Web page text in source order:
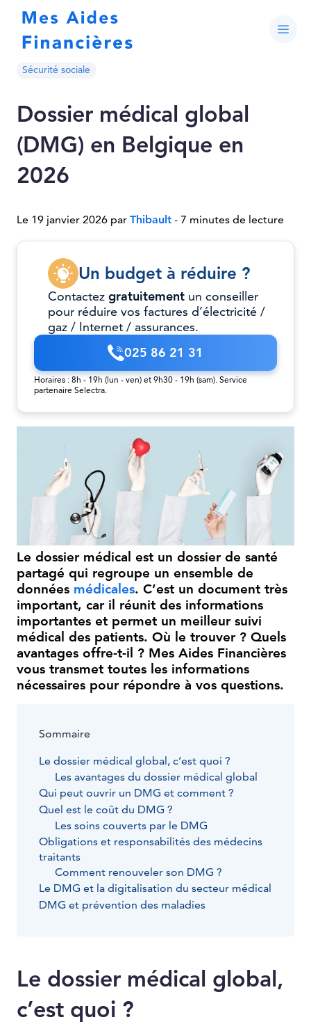
Sécurité sociale
Dossier médical global
(DMG) en Belgique en
2026
Le 19 janvier 2026 par Thibault - 7 minutes de lecture
Un budget à réduire ?
Contactez gratuitement un conseiller
pour réduire vos factures d’électricité /
gaz / Internet / assurances.
025 86 21 31
Horaires : 8h - 19h (lun - ven) et 9h30 - 19h (sam). Service
partenaire Selectra.
Le dossier médical est un dossier de santé
partagé qui regroupe un ensemble de
données médicales. C’est un document très
important, car il réunit des informations
importantes et permet un meilleur suivi
médical des patients. Où le trouver ? Quels
avantages offre-t-il ? Mes Aides Financières
vous transmet toutes les informations
nécessaires pour répondre à vos questions.
Sommaire
Le dossier médical global, c’est quoi ?
Les avantages du dossier médical global
Qui peut ouvrir un DMG et comment ?
Quel est le coût du DMG ?
Les soins couverts par le DMG
Obligations et responsabilités des médecins
traitants
Comment renouveler son DMG ?
Le DMG et la digitalisation du secteur médical
DMG et prévention des maladies
Le dossier médical global,
c’est quoi ?